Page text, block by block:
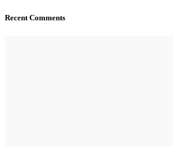
Recent Comments